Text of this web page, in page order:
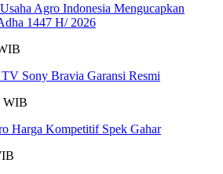
Agro Indonesia Mengucapkan
1447 H/ 2026
Sony Bravia Garansi Resmi
WIB
Harga Kompetitif Spek Gahar